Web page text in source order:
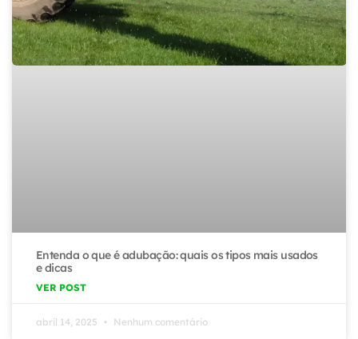
Entenda o que é adubação: quais os tipos mais usados
e dicas
VER POST
abril 14, 2025 Nenhum comentário